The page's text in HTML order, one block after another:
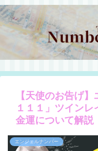
【天使のお告げ
１１１」ツインレ
金運について解説
エンジェルナンバー